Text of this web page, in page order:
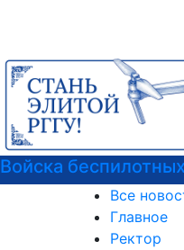
Все
Главное
Ректор